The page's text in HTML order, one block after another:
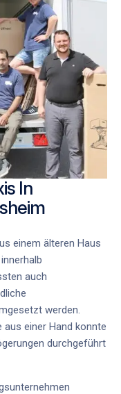
In
einem älteren Haus
auch
werden.
aus einer Hand konnte
durchgeführt